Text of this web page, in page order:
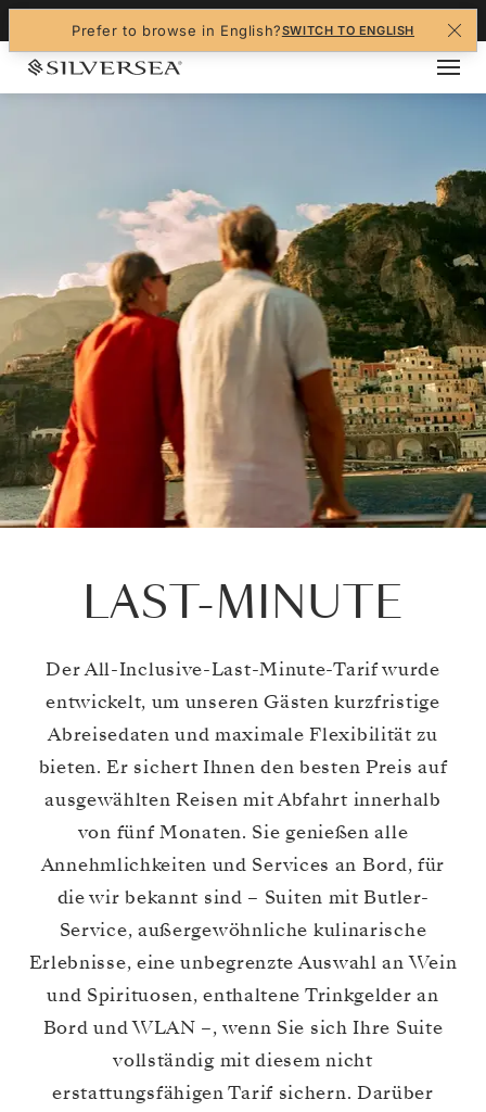
Prefer to browse in English?SWITCH TO ENGLISH
LAST-MINUTE
Der All-Inclusive-Last-Minute-Tarif wurde
entwickelt, um unseren Gästen kurzfristige
Abreisedaten und maximale Flexibilität zu
bieten. Er sichert Ihnen den besten Preis auf
ausgewählten Reisen mit Abfahrt innerhalb
von fünf Monaten. Sie genießen alle
Annehmlichkeiten und Services an Bord, für
die wir bekannt sind – Suiten mit Butler-
Service, außergewöhnliche kulinarische
Erlebnisse, eine unbegrenzte Auswahl an Wein
und Spirituosen, enthaltene Trinkgelder an
Bord und WLAN –, wenn Sie sich Ihre Suite
vollständig mit diesem nicht
erstattungsfähigen Tarif sichern. Darüber